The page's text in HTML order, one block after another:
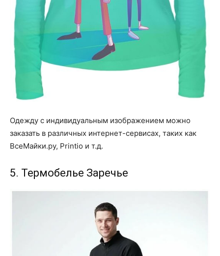
Одежду с индивидуальным изображением можно
заказать в различных интернет-сервисах, таких как
ВсеМайки.ру, Printio и т.д.
5. Термобелье Заречье